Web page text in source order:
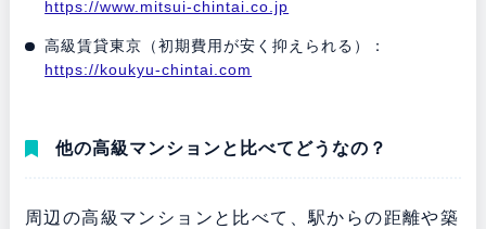
https://www.mitsui-chintai.co.jp
高級賃貸東京（初期費用が安く抑えられる）：
https://koukyu-chintai.com
他の高級マンションと比べてどうなの？
周辺の高級マンションと比べて、駅からの距離や築